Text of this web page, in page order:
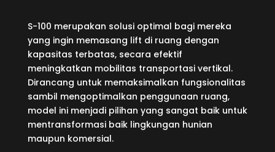
S-100 merupakan solusi optimal bagi mereka
yang ingin memasang lift di ruang dengan
kapasitas terbatas, secara efektif
meningkatkan mobilitas transportasi vertikal.
Dirancang untuk memaksimalkan fungsionalitas
sambil mengoptimalkan penggunaan ruang,
model ini menjadi pilihan yang sangat baik untuk
mentransformasi baik lingkungan hunian
maupun komersial.